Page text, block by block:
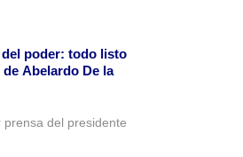
poder: todo listo
Abelardo De la
del presidente